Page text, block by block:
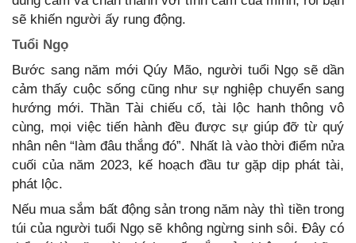
sẽ khiến người ấy rung động.
Tuổi Ngọ
Bước sang năm mới Qúy Mão, người tuổi Ngọ sẽ dần
cảm thấy cuộc sống cũng như sự nghiệp chuyển sang
hướng mới. Thần Tài chiếu cố, tài lộc hanh thông vô
cùng, mọi việc tiến hành đều được sự giúp đỡ từ quý
nhân nên “làm đâu thắng đó”. Nhất là vào thời điểm nửa
cuối của năm 2023, kế hoạch đầu tư gặp dịp phát tài,
phát lộc.
Nếu mua sắm bất động sản trong năm này thì tiền trong
túi của người tuổi Ngọ sẽ không ngừng sinh sôi. Đây có